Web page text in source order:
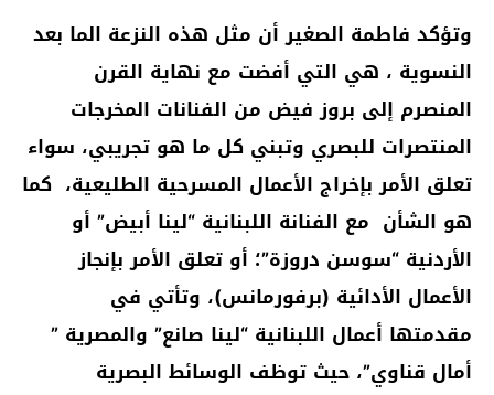
وتؤكد فاطمة الصغير أن مثل هذه النزعة الما بعد
النسوية ، هي التي أفضت مع نهاية القرن
المنصرم إلى بروز فيض من الفنانات المخرجات
المنتصرات للبصري وتبني كل ما هو تجريبي، سواء
تعلق الأمر بإخراج الأعمال المسرحية الطليعية، كما
هو الشأن مع الفنانة اللبنانية “لينا أبيض” أو
الأردنية “سوسن دروزة”؛ أو تعلق الأمر بإنجاز
الأعمال الأدائية (برفورمانس)، وتأتي في
مقدمتها أعمال اللبنانية “لينا صانع” والمصرية ”
أمال قناوي”، حيث توظف الوسائط البصرية